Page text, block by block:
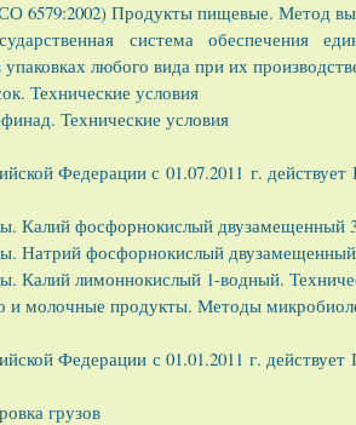
6579:2002) Продукты пищевые. Метод
система обеспечения
любого вида при их
Технические условия
Технические условия
Федерации с 01.07.2011 г.
Калий фосфорнокислый двузамещенный
Натрий фосфорнокислый
Калий лимоннокислый 1-водный.
молочные продукты. Методы
Федерации с 01.01.2011 г.
грузов